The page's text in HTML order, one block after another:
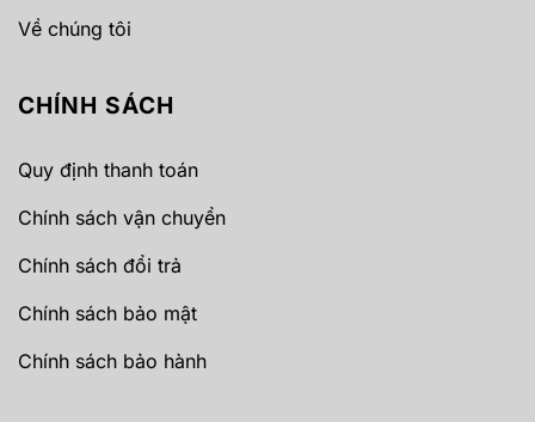
Về chúng tôi
CHÍNH SÁCH
Quy định thanh toán
Chính sách vận chuyển
Chính sách đổi trả
Chính sách bảo mật
Chính sách bảo hành